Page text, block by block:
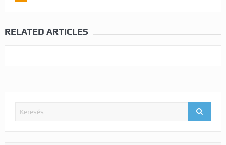
RELATED ARTICLES